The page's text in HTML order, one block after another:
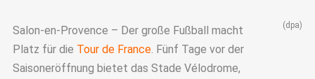
Suche
Salon-en-Provence – Der große Fußball macht
Platz für die Tour de France. Fünf Tage vor der
Saisoneröffnung bietet das Stade Vélodrome,
(dpa)